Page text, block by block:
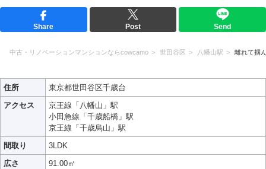
Share Post Send
中古・リノベーションマンションならcowcamo 世田谷区 八幡山駅 離れて掴
住所
東京都世田谷区千歳台
アクセス
京王線「八幡山」駅
小田急線「千歳船橋」駅
京王線「千歳烏山」駅
間取り
3LDK
広さ
91.00㎡